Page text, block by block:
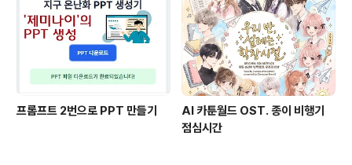
프롬프트 2번으로 PPT 만들기
AI 카툰월드 OST. 종이 비행기
점심시간